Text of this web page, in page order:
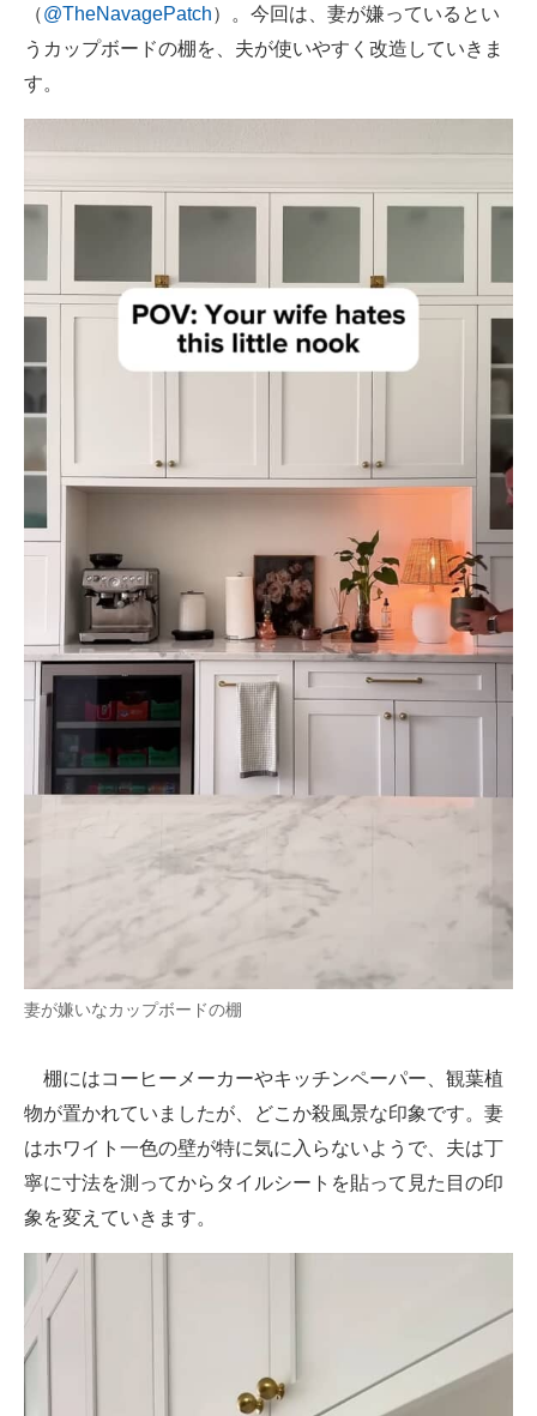
（@TheNavagePatch）。今回は、妻が嫌っているとい
うカップボードの棚を、夫が使いやすく改造していきま
す。
妻が嫌いなカップボードの棚
棚にはコーヒーメーカーやキッチンペーパー、観葉植
物が置かれていましたが、どこか殺風景な印象です。妻
はホワイト一色の壁が特に気に入らないようで、夫は丁
寧に寸法を測ってからタイルシートを貼って見た目の印
象を変えていきます。